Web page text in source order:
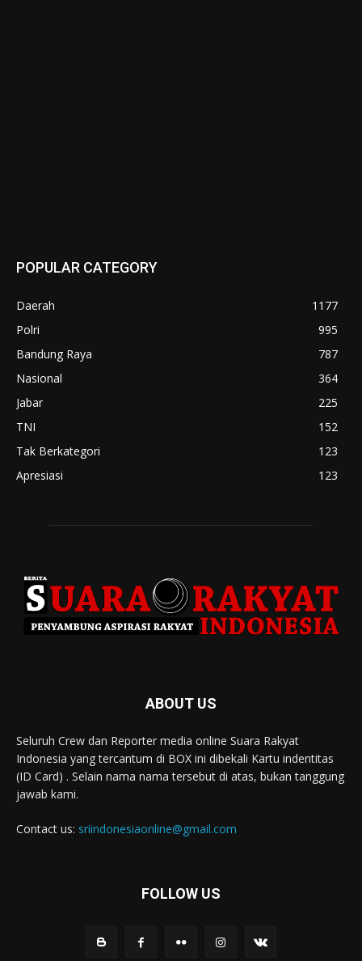
POPULAR CATEGORY
Daerah
1177
Polri
995
Bandung Raya
787
Nasional
364
Jabar
225
TNI
152
Tak Berkategori
123
Apresiasi
123
ABOUT US
Seluruh Crew dan Reporter media online Suara Rakyat
Indonesia yang tercantum di BOX ini dibekali Kartu indentitas
(ID Card) . Selain nama nama tersebut di atas, bukan tanggung
jawab kami.
Contact us: sriindonesiaonline@gmail.com
FOLLOW US